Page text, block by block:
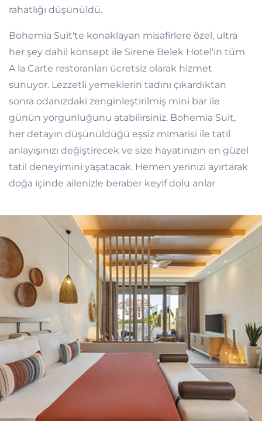
rahatlığı düşünüldü.
Bohemia Suit'te konaklayan misafirlere özel, ultra
her şey dahil konsept ile Sirene Belek Hotel'in tüm
A la Carte restoranları ücretsiz olarak hizmet
sunuyor. Lezzetli yemeklerin tadını çıkardıktan
sonra odanızdaki zenginleştirilmiş mini bar ile
günün yorgunluğunu atabilirsiniz. Bohemia Suit,
her detayın düşünüldüğü eşsiz mimarisi ile tatil
anlayışınızı değiştirecek ve size hayatınızın en güzel
tatil deneyimini yaşatacak. Hemen yerinizi ayırtarak
doğa içinde ailenizle beraber keyif dolu anlar